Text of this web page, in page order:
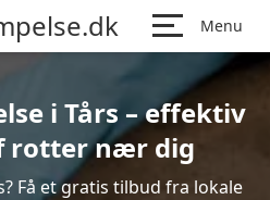
Menu
i Tårs – effektiv
rotter nær dig
Få et gratis tilbud fra lokale